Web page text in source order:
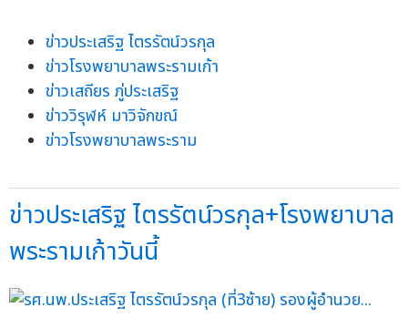
ข่าวประเสริฐ ไตรรัตน์วรกุล
ข่าวโรงพยาบาลพระรามเก้า
ข่าวเสถียร ภู่ประเสริฐ
ข่าววิรุฬห์ มาวิจักขณ์
ข่าวโรงพยาบาลพระราม
ข่าวประเสริฐ ไตรรัตน์วรกุล+โรงพยาบาล
พระรามเก้าวันนี้